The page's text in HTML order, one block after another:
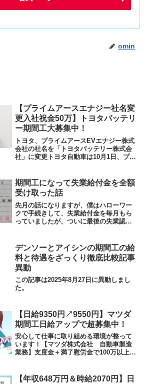
omin
【プライムアースエナジー社名変
更入社祝金50万】トヨタバッテリ
ー期間工大募集中！
トヨタ、プライムアースEVエナジー株式
会社の社名を「トヨタバッテリー株式会
社」に変更トヨタ自動車は10月1日、プラ
たと発表した。また、社名変更を記念し
て、本年より稼働...
期間工になって失業給付金を全額
受け取った話
先月の話になりますが、僕はハローワー
クで手続きして、失業給付金を毎月もら
っていましたが、ついに最後の失業認定
なってすぐ働き始める予定だったので、
ハローワークで手続きしま...
デンソーとアイシンの期間工の給
料と待遇をざっくり徹底比較記事
異動
この記事は2025年8月27日に異動しまし
た。
【日給9350円↗9550円】マツダ
期間工日給アップで超募集中！
安心して仕事に取り組める環境が整って
います！【マツダ株式会社 自動車製造
業務】支度金＋満了慰労金で100万以上／
製造業求人情報 応募画面へ進む注目...
【年収648万円＆時給2070円】日